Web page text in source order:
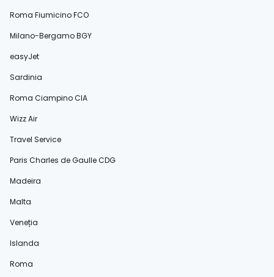
Roma Fiumicino FCO
Milano-Bergamo BGY
easyJet
Sardinia
Roma Ciampino CIA
Wizz Air
Travel Service
Paris Charles de Gaulle CDG
Madeira
Malta
Veneția
Islanda
Roma